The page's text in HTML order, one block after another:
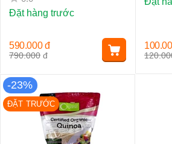
Đặt hàng trước
790.000 đ
590.000 đ
-23%
ĐẶT TRƯỚC